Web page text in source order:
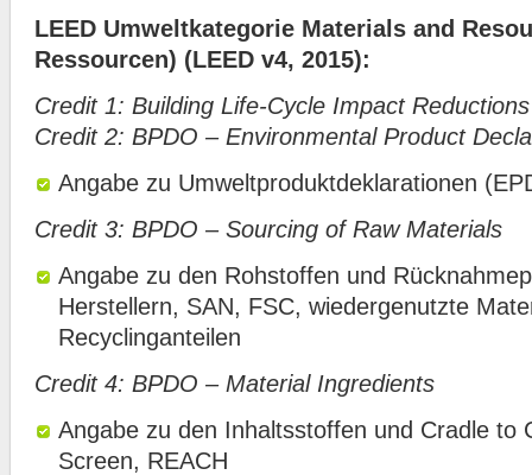
LEED Umweltkategorie Materials and
Ressourcen) (LEED v4, 2015):
Credit 1: Building Life-Cycle Impact
Credit 2: BPDO – Environmental Product
Angabe zu Umweltproduktdeklarationen
Credit 3: BPDO – Sourcing of Raw Materials
Angabe zu den Rohstoffen und
Herstellern, SAN, FSC, wiedergenutzte
Recyclinganteilen
Credit 4: BPDO – Material Ingredients
Angabe zu den Inhaltsstoffen und Cradle to
Screen, REACH